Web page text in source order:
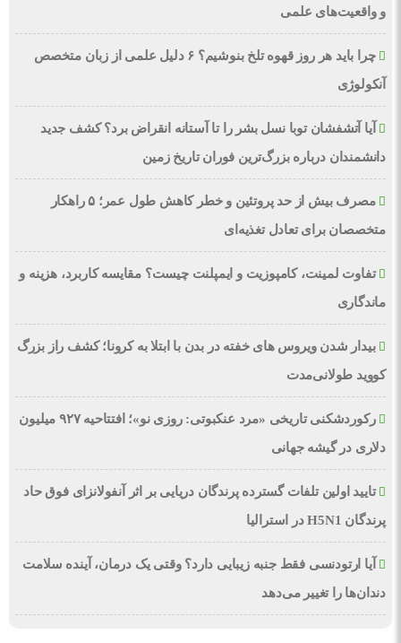
و واقعیت‌های علمی
چرا باید هر روز قهوه تلخ بنوشیم؟ ۶ دلیل علمی از زبان متخصص
آنکولوژی
آیا آتشفشان توبا نسل بشر را تا آستانه انقراض برد؟ کشف جدید
دانشمندان درباره بزرگ‌ترین فوران تاریخ زمین
مصرف بیش از حد پروتئین و خطر کاهش طول عمر؛ ۵ راهکار
متخصصان برای تعادل تغذیه‌ای
تفاوت لمینت، کامپوزیت و ایمپلنت چیست؟ مقایسه کاربرد، هزینه و
ماندگاری
بیدار شدن ویروس‌ های خفته در بدن با ابتلا به کرونا؛ کشف راز بزرگ
کووید طولانی‌مدت
رکوردشکنی تاریخی «مرد عنکبوتی: روزی نو»؛ افتتاحیه ۹۲۷ میلیون
دلاری در گیشه جهانی
تایید اولین تلفات گسترده پرندگان دریایی بر اثر آنفولانزای فوق حاد
پرندگان H5N1 در استرالیا
آیا ارتودنسی فقط جنبه زیبایی دارد؟ وقتی یک درمان، آینده سلامت
دندان‌ها را تغییر می‌دهد